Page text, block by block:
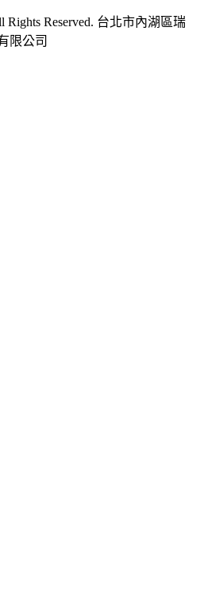
Rights Reserved. 台北市內湖區瑞
限公司